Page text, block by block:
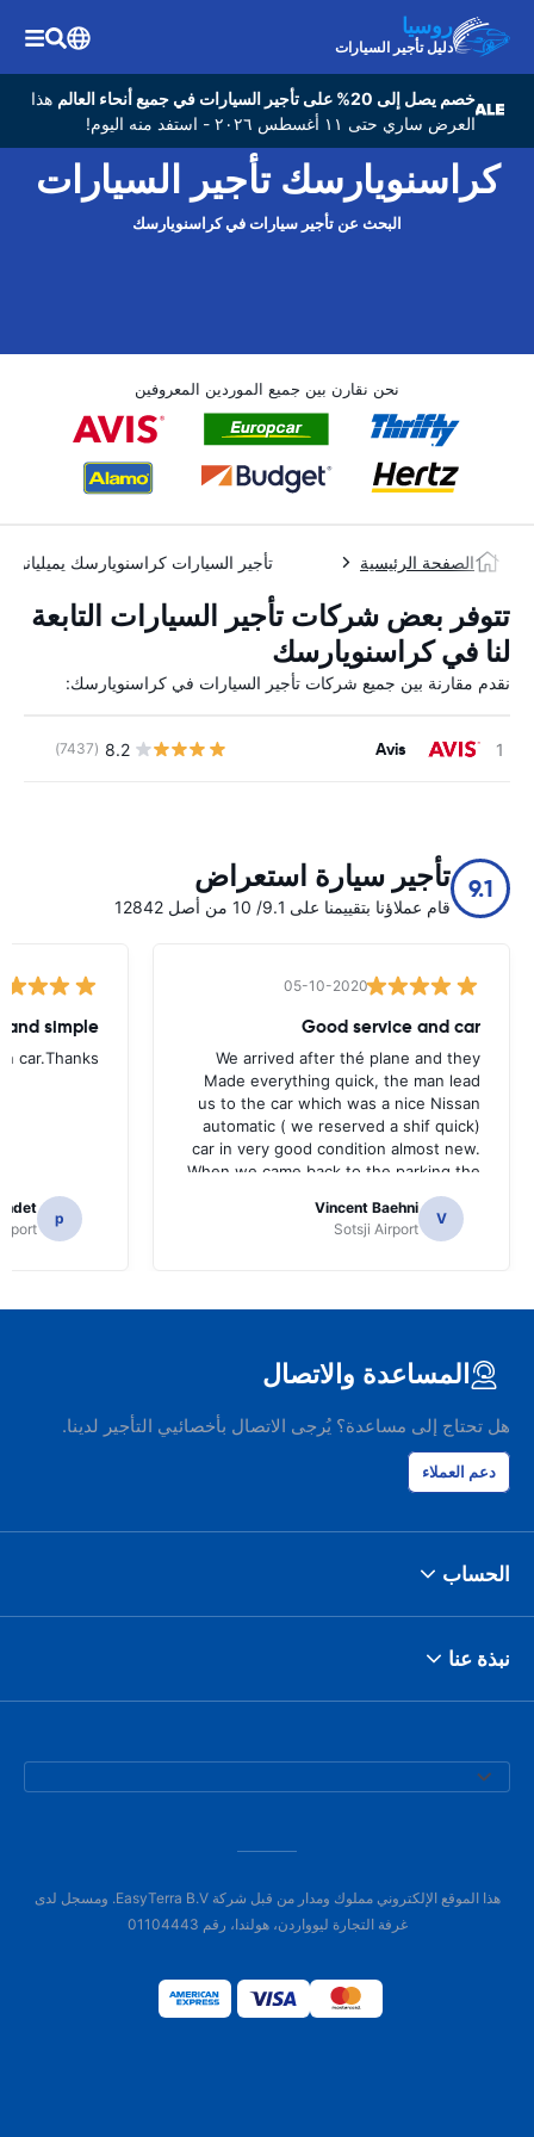
روسيا
دليل تأجير السيارات
خصم يصل إلى 20% على تأجير السيارات في جميع أنحاء العالم
هذا
العرض ساري حتى ١١ أغسطس ٢٠٢٦ - استفد منه اليوم!
كراسنويارسك تأجير السيارات
البحث عن تأجير سيارات في كراسنويارسك
نحن نقارن بين جميع الموردين المعروفين
الصفحة الرئيسية تأجير السيارات كراسنويارسك يميليانوفو
تتوفر بعض شركات تأجير السيارات التابعة
لنا في كراسنويارسك
نقدم مقارنة بين جميع شركات تأجير السيارات في كراسنويارسك:
Avis
8.2
(7437)
9.1 تأجير سيارة استعراض
قام عملاؤنا بتقييمنا على 9.1/ 10 من أصل 12842
05-10-2020
Good service and car
We arrived after thé plane and they
Made everything quick, the man lead
us to the car which was a nice Nissan
automatic ( we reserved a shif quick)
car in very good condition almost new.
When we came back to the parking the
same man came in 5 minutes and after
a quick check we left. Very friendly and
nice. We can only recommand this
V
Vincent Baehni
Sotsji Airport
and simple
car.Thanks
p
المساعدة والاتصال
هل تحتاج إلى مساعدة؟ يُرجى الاتصال بأخصائيي التأجير لدينا.
دعم العملاء
الحساب
نبذة عنا
هذا الموقع الإلكتروني مملوك ومدار من قبل شركة EasyTerra B.V. ومسجل لدى
غرفة التجارة ليوواردن، هولندا، رقم 01104443